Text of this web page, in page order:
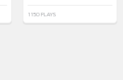
1150 PLAYS